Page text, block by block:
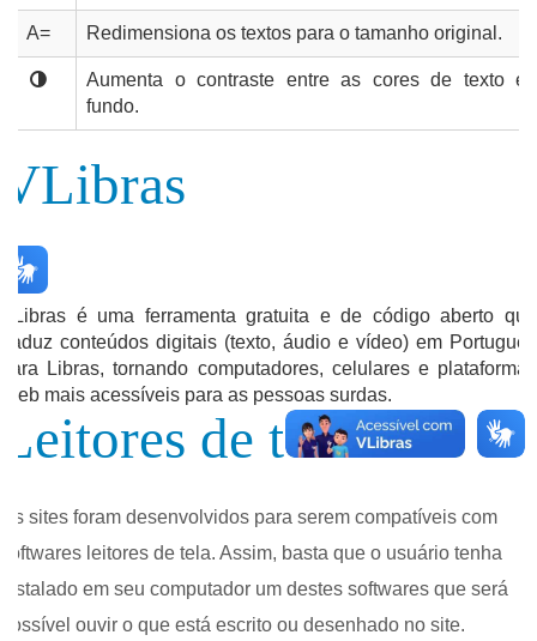
A= Redimensiona os textos para o tamanho original.
Aumenta o contraste entre as cores de texto e
fundo.
VLibras
VLibras é uma ferramenta gratuita e de código aberto que
traduz conteúdos digitais (texto, áudio e vídeo) em Português
para Libras, tornando computadores, celulares e plataformas
Web mais acessíveis para as pessoas surdas.
Leitores de tela
Os sites foram desenvolvidos para serem compatíveis com
softwares leitores de tela. Assim, basta que o usuário tenha
instalado em seu computador um destes softwares que será
possível ouvir o que está escrito ou desenhado no site.